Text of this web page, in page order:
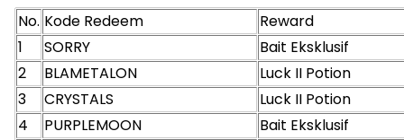
No. Kode Redeem
Reward
1
SORRY
Bait Eksklusif
2
BLAMETALON
Luck II Potion
3
CRYSTALS
Luck II Potion
4
PURPLEMOON
Bait Eksklusif